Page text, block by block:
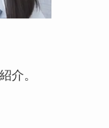
介。